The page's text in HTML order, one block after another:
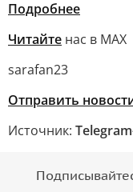
Подробнее
Читайте нас в МАХ
sarafan23
Отправить
Источник: